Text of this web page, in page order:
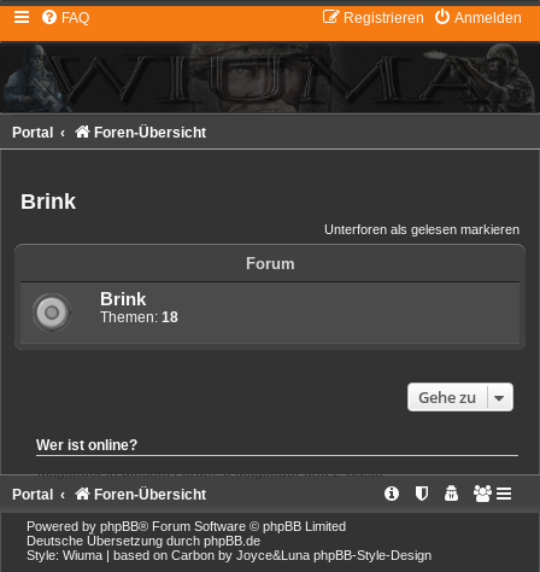
FAQ Anmelden
Registrieren
Portal Foren-Übersicht
Brink
Unterforen als gelesen markieren
Forum
Brink
Themen: 18
Gehe zu
Wer ist online?
Mitglieder in diesem Forum: 0 Mitglieder und 2 Gäste
Portal
Foren-Übersicht
Powered by phpBB® Forum Software © phpBB Limited
Deutsche Übersetzung durch phpBB.de
Style: Wiuma | based on Carbon by Joyce&Luna phpBB-Style-Design